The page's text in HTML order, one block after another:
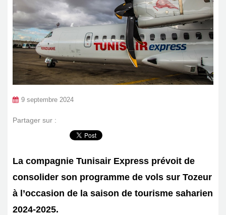
9 septembre 2024
Partager sur :
La compagnie Tunisair Express prévoit de
consolider son programme de vols sur Tozeur
à l’occasion de la saison de tourisme saharien
2024-2025.